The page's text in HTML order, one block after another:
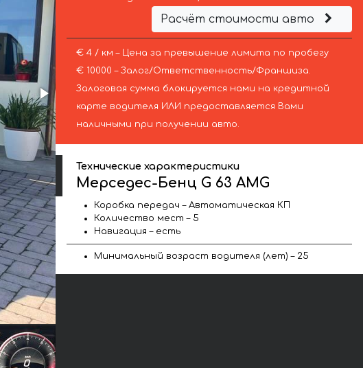
Расчёт стоимости авто
€ 4 / км – Цена за превышение лимита по пробегу
€ 10000 – Залог/Ответственность/Франшиза.
Залоговая сумма блокируется нами на кредитной
карте водителя ИЛИ предоставляется Вами
наличными при получении авто.
Технические характеристики
Мерседес-Бенц G 63 AMG
Коробка передач – Автоматическая КП
Количество мест – 5
Навигация – есть
Минимальный возраст водителя (лет) – 25